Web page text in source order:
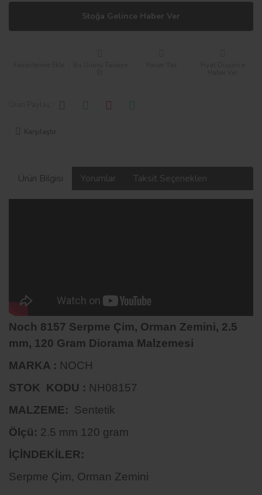
Stoğa Gelince Haber Ver
Karşılaştır
Ürün Bilgisi Yorumlar Taksit Seçenekleri
Noch 8157 Serpme Çim, Orman Zemini, 2.5
mm, 120 Gram Diorama Malzemesi
MARKA : NOCH
STOK KODU : NH08157
MALZEME:
Sentetik
Ölçü: 2.5 mm 120 gram
İÇİNDEKİLER:
Serpme Çim, Orman Zemini